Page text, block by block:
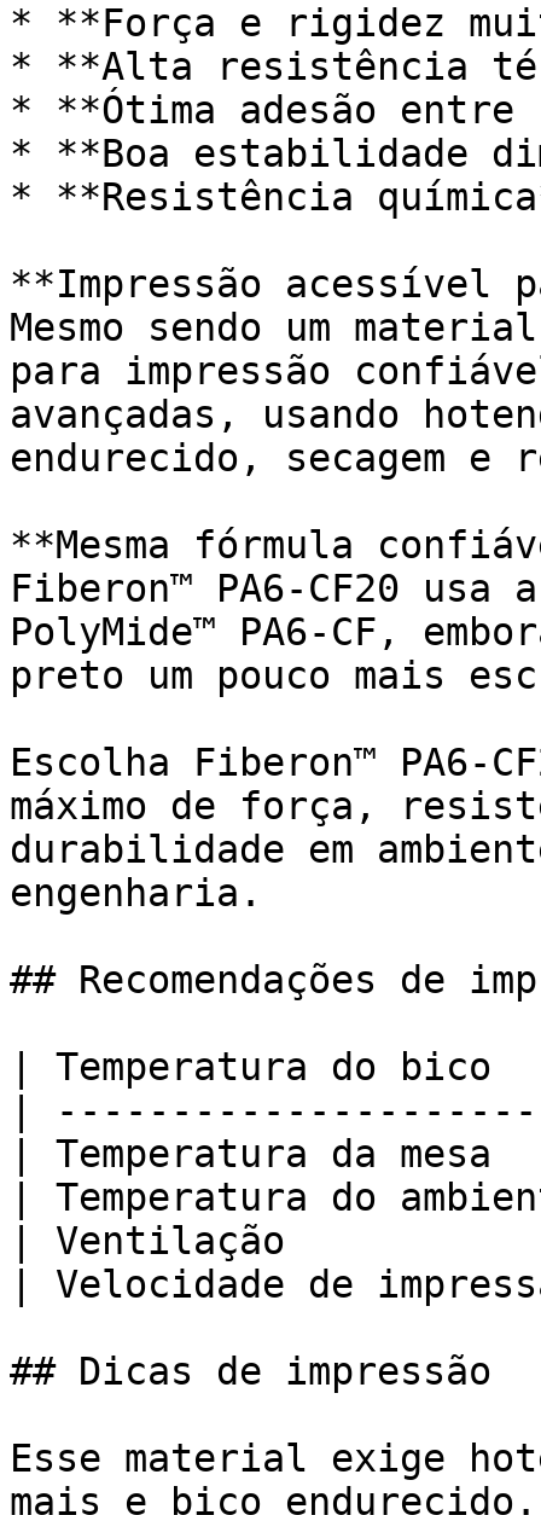
* **Força e rigidez
* **Alta resistência
* **Ótima adesão entre
* **Boa estabilidade
* **Resistência
**Impressão acessível
Mesmo sendo um
para impressão
avançadas, usando
endurecido, secagem e
**Mesma fórmula
Fiberon™ PA6-CF20 usa
PolyMide™ PA6-CF,
preto um pouco mais
Escolha Fiberon™ PA6-
máximo de força,
durabilidade em
engenharia.
## Recomendações de
| Temperatura do
|
| Temperatura da
| Temperatura do
| Ventilação
| Velocidade de
## Dicas de impressão
Esse material exige
mais e bico endurecido.